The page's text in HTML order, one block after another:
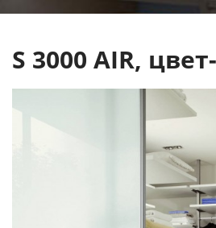
S 3000 AIR,